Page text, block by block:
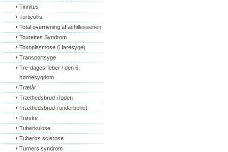
Tinnitus
Torticollis
Total overrivning af achillessenen
Tourettes Syndrom
Toxoplasmose (Haresyge)
Transportsyge
Tre-dages-feber / den 6.
børnesygdom
Trælår
Træthedsbrud i foden
Træthedsbrud i underbenet
Trøske
Tuberkulose
Tuberøs sclerose
Turners syndrom